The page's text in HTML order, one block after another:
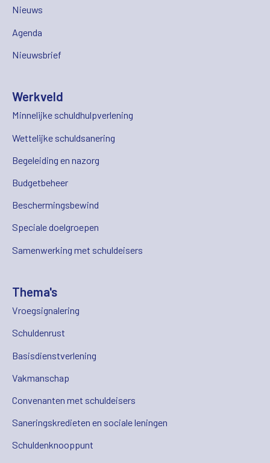
Nieuws
Agenda
Nieuwsbrief
Werkveld
Minnelijke schuldhulpverlening
Wettelijke schuldsanering
Begeleiding en nazorg
Budgetbeheer
Beschermingsbewind
Speciale doelgroepen
Samenwerking met schuldeisers
Thema's
Vroegsignalering
Schuldenrust
Basisdienstverlening
Vakmanschap
Convenanten met schuldeisers
Saneringskredieten en sociale leningen
Schuldenknooppunt